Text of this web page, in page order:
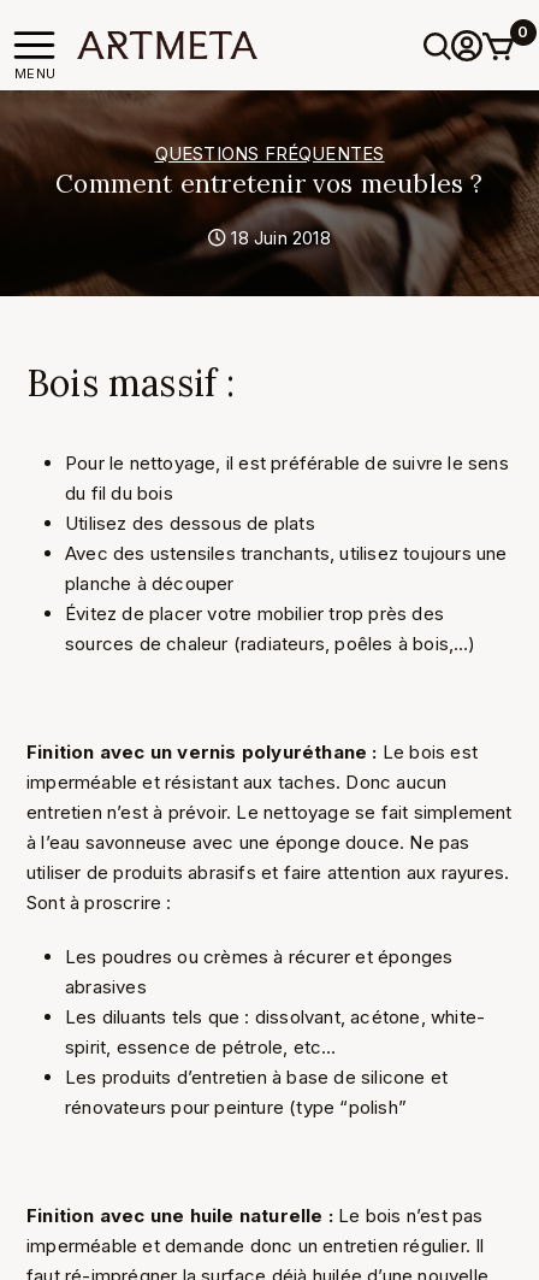
MENU
0
QUESTIONS FRÉQUENTES
Comment entretenir vos meubles ?
18 Juin 2018
Bois massif :
Pour le nettoyage, il est préférable de suivre le sens
du fil du bois
Utilisez des dessous de plats
Avec des ustensiles tranchants, utilisez toujours une
planche à découper
Évitez de placer votre mobilier trop près des
sources de chaleur (radiateurs, poêles à bois,…)
Finition avec un vernis polyuréthane : Le bois est
imperméable et résistant aux taches. Donc aucun
entretien n’est à prévoir. Le nettoyage se fait simplement
à l’eau savonneuse avec une éponge douce. Ne pas
utiliser de produits abrasifs et faire attention aux rayures.
Sont à proscrire :
Les poudres ou crèmes à récurer et éponges
abrasives
Les diluants tels que : dissolvant, acétone, white-
spirit, essence de pétrole, etc…
Les produits d’entretien à base de silicone et
rénovateurs pour peinture (type “polish”
Finition avec une huile naturelle : Le bois n’est pas
imperméable et demande donc un entretien régulier. Il